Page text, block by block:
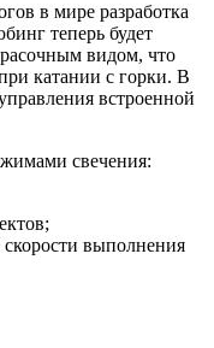
в мире разработка
теперь будет
видом, что
катании с горки. В
встроенной
свечения:
скорости выполнения